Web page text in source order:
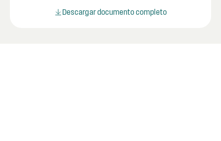
Descargar documento completo